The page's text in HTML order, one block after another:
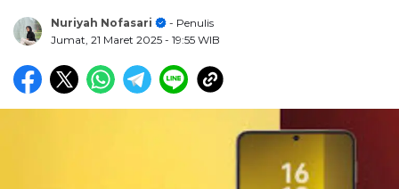
Nuriyah Nofasari
- Penulis
Jumat, 21 Maret 2025 - 19:55 WIB